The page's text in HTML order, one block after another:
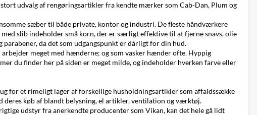
stort udvalg af rengøringsartikler fra kendte mærkersom Cab-Dan, Plum og
sæber til både private, kontor og industri. De fleste håndværkere
slib indeholder små korn, der er særligt effektive til at fjerne snavs, olie
da det som udgangspunkt er dårligt for din hud.
meget med hænderne; og som vasker hænder ofte. Hyppig
du finder her på siden er meget milde, og indeholder hverken farve eller
for et rimeligt lager af forskellige husholdningsartikler som affaldssække
deres køb af blandt belysning,el artikler,ventilation ogværktøj.
udstyr fra anerkendte producenter som Vikan, kan det hele gå lidt